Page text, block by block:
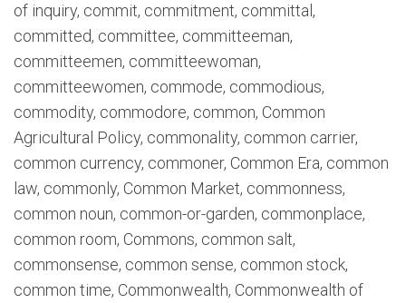
of inquiry, commit, commitment, committal,
committed, committee, committeeman,
committeemen, committeewoman,
committeewomen, commode, commodious,
commodity, commodore, common, Common
Agricultural Policy, commonality, common carrier,
common currency, commoner, Common Era, common
law, commonly, Common Market, commonness,
common noun, common-or-garden, commonplace,
common room, Commons, common salt,
commonsense, common sense, common stock,
common time, Commonwealth, Commonwealth of